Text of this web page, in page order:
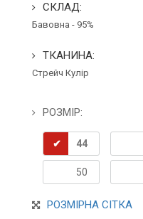
СКЛАД:
Бавовна - 95%
ТКАНИНА:
Стрейч Кулір
РОЗМІР:
44
50
РОЗМІРНА СІТКА